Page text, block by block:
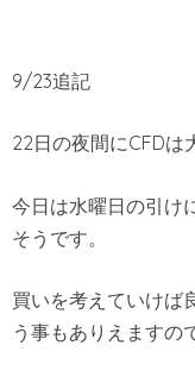
9/23追記
22日の夜間にCFDは
今日は水曜日の引け
そうです。
買いを考えていけば
う事もありえますの